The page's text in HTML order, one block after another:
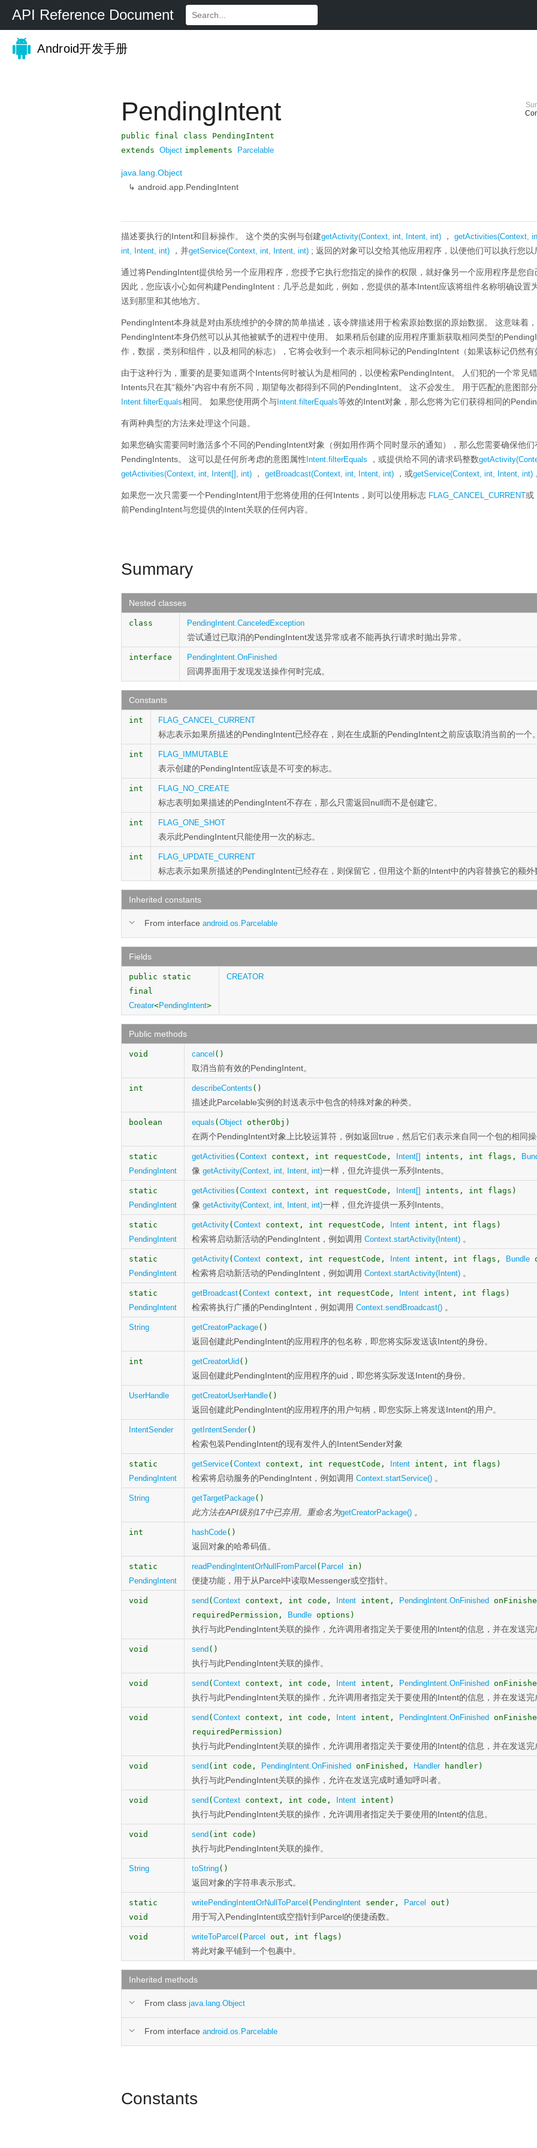
API Reference Document
Android开发手册
PendingIntent
public final class PendingIntent
extends Object implements Parcelable
java.lang.Object
↳ android.app.PendingIntent
描述要执行的Intent和目标操作。 这个类的实例与创建getActivity(Context, int, Intent, int) ， getActivities(Context,
int, Intent, int) ，并getService(Context, int, Intent, int) ; 返回的对象可以交给其他应用程序，以便他们可以执行您
通过将PendingIntent提供给另一个应用程序，您授予它执行您指定的操作的权限，就好像另一个应用程序是您
因此，您应该小心如何构建PendingIntent：几乎总是如此，例如，您提供的基本Intent应该将组件名称明确设置
送到那里和其他地方。
PendingIntent本身就是对由系统维护的令牌的简单描述，该令牌描述用于检索原始数据的原始数据。
这意味着
PendingIntent本身仍然可以从其他被赋予的进程中使用。
如果稍后创建的应用程序重新获取相同类型的
作，数据，类别和组件，以及相同的标志），它将会收到一个表示相同标记的PendingIntent（如果该标记仍然
由于这种行为，重要的是要知道两个Intents何时被认为是相同的，以便检索PendingIntent。
人们犯的一个常见
Intents只在其“额外”内容中有所不同，期望每次都得到不同的PendingIntent。
这不会发生。 用于匹配的意图部
Intent.filterEquals相同。 如果您使用两个与 Intent.filterEquals等效的Intent对象，那么您将为它们获得相同的
有两种典型的方法来处理这个问题。
如果您确实需要同时激活多个不同的PendingIntent对象（例如用作两个同时显示的通知），那么您需要确保他
PendingIntents。
这可以是任何所考虑的意图属性 Intent.filterEquals ，或提供给不同的请求码整数
getActivities(Context, int, Intent[], int) ， getBroadcast(Context, int, Intent, int) ，或getService(Context, int, Intent, int)
如果您一次只需要一个PendingIntent用于您将使用的任何Intents，则可以使用标志 FLAG_CANCEL_CURRENT或
前PendingIntent与您提供的Intent关联的任何内容。
Summary
Nested classes
class PendingIntent.CanceledException
尝试通过已取消的PendingIntent发送异常或者不能再执行请求时抛出异常。
interface PendingIntent.OnFinished
回调界面用于发现发送操作何时完成。
Constants
int FLAG_CANCEL_CURRENT
标志表示如果所描述的PendingIntent已经存在，则在生成新的PendingIntent之前应该取消当前的一个
int FLAG_IMMUTABLE
表示创建的PendingIntent应该是不可变的标志。
int FLAG_NO_CREATE
标志表明如果描述的PendingIntent不存在，那么只需返回null而不是创建它。
int FLAG_ONE_SHOT
表示此PendingIntent只能使用一次的标志。
int FLAG_UPDATE_CURRENT
标志表示如果所描述的PendingIntent已经存在，则保留它，但用这个新的Intent中的内容替换它的额外
Inherited constants
From interface android.os.Parcelable
Fields
public static
final
Creator<PendingIntent>
CREATOR
Public methods
void cancel ()
取消当前有效的PendingIntent。
int describeContents ()
描述此Parcelable实例的封送表示中包含的特殊对象的种类。
boolean equals ( Object otherObj)
在两个PendingIntent对象上比较运算符，例如返回true，然后它们表示来自同一个包的相同
static
PendingIntent
getActivities ( Context context, int requestCode, Intent[] intents, int flags,
像 getActivity(Context, int, Intent, int)一样，但允许提供一系列Intents。
static
PendingIntent
getActivities ( Context context, int requestCode, Intent[] intents, int flags)
像 getActivity(Context, int, Intent, int)一样，但允许提供一系列Intents。
static
PendingIntent
getActivity( Context context, int requestCode, Intent intent, int flags)
检索将启动新活动的PendingIntent，例如调用 Context.startActivity(Intent) 。
static
PendingIntent
getActivity( Context context, int requestCode, Intent intent, int flags, Bundle
检索将启动新活动的PendingIntent，例如调用 Context.startActivity(Intent) 。
static
PendingIntent
getBroadcast( Context context, int requestCode, Intent intent, int flags)
检索将执行广播的PendingIntent，例如调用 Context.sendBroadcast() 。
String getCreatorPackage()
返回创建此PendingIntent的应用程序的包名称，即您将实际发送该Intent的身份。
int getCreatorUid ()
返回创建此PendingIntent的应用程序的uid，即您将实际发送Intent的身份。
UserHandle getCreatorUserHandle()
返回创建此PendingIntent的应用程序的用户句柄，即您实际上将发送Intent的用户。
IntentSender getIntentSender()
检索包装PendingIntent的现有发件人的IntentSender对象
static
PendingIntent
getService( Context context, int requestCode, Intent intent, int flags)
检索将启动服务的PendingIntent，例如调用 Context.startService() 。
String getTargetPackage()
此方法在API级别17中已弃用。重命名为getCreatorPackage() 。
int hashCode()
返回对象的哈希码值。
static
PendingIntent
readPendingIntentOrNullFromParcel ( Parcel in)
便捷功能，用于从Parcel中读取Messenger或空指针。
void send ( Context context, int code, Intent intent, PendingIntent.OnFinished
requiredPermission,
Bundle options)
执行与此PendingIntent关联的操作，允许调用者指定关于要使用的Intent的信息，并在发送
void send ()
执行与此PendingIntent关联的操作。
void send ( Context context, int code, Intent intent, PendingIntent.OnFinished
执行与此PendingIntent关联的操作，允许调用者指定关于要使用的Intent的信息，并在发送
void send ( Context context, int code, Intent intent, PendingIntent.OnFinished
requiredPermission)
执行与此PendingIntent关联的操作，允许调用者指定关于要使用的Intent的信息，并在发送
void send (int code, PendingIntent.OnFinished onFinished, Handlerhandler)
执行与此PendingIntent关联的操作，允许在发送完成时通知呼叫者。
void send ( Context context, int code, Intent intent)
执行与此PendingIntent关联的操作，允许调用者指定关于要使用的Intent的信息。
void send (int code)
执行与此PendingIntent关联的操作。
String toString()
返回对象的字符串表示形式。
static
void
writePendingIntentOrNullToParcel ( PendingIntent sender, Parcel out)
用于写入PendingIntent或空指针到Parcel的便捷函数。
void writeToParcel ( Parcel out, int flags)
将此对象平铺到一个包裹中。
Inherited methods
From class java.lang.Object
From interface android.os.Parcelable
Constants